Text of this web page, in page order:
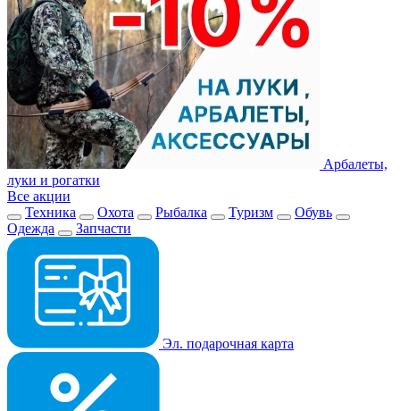
Арбалеты,
луки и рогатки
Все акции
Техника
Охота Рыбалка Туризм
Обувь
Одежда
Запчасти
Эл. подарочная карта